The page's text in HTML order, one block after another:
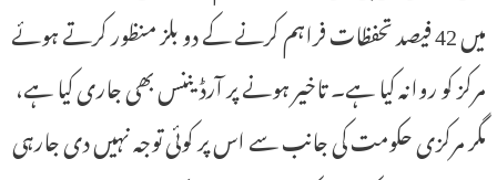
میں 42 فیصد تحفظات فراہم کرنے کے دو بلز منظور کرتے ہوئے
مرکز کو روانہ کیا ہے۔ تاخیر ہونے پر آرڈیننس بھی جاری کیا ہے،
مگر مرکزی حکومت کی جانب سے اس پر کوئی توجہ نہیں دی جارہی